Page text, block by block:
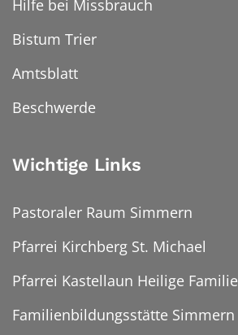
Hilfe bei Missbrauch
Bistum Trier
Amtsblatt
Beschwerde
Wichtige Links
Pastoraler Raum Simmern
Pfarrei Kirchberg St. Michael
Pfarrei Kastellaun Heilige Familie
Familienbildungsstätte Simmern